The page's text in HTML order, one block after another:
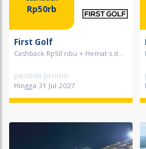
Rp50rb
First Golf
Cashback Rp50 ribu + Hemat s.d...
periode promo
Hingga 31 Jul 2027